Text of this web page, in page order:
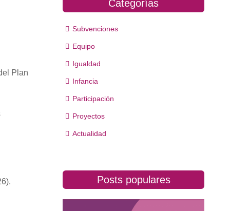
Plan
Categorías
Subvenciones
Equipo
Igualdad
Infancia
Participación
Proyectos
Actualidad
Posts populares